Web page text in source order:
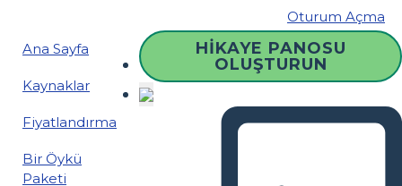
Oturum Açma
Ana Sayfa
Kaynaklar
Fiyatlandırma
Bir Öykü
Paketi
HIKAYE PANOSU
OLUŞTURUN